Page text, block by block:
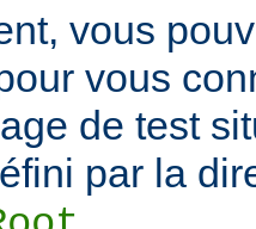
vous
vous
de test
par la